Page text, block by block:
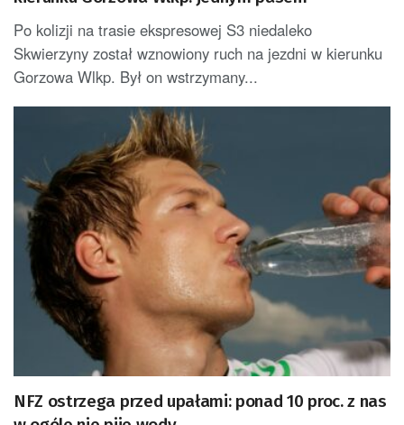
Po kolizji na trasie ekspresowej S3 niedaleko
Skwierzyny został wznowiony ruch na jezdni w kierunku
Gorzowa Wlkp. Był on wstrzymany...
NFZ ostrzega przed upałami: ponad 10 proc. z nas